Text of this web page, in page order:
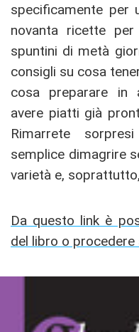
specificamente per
novanta ricette
spuntini di metà
consigli su cosa
cosa preparare in
avere piatti già
Rimarrete
semplice dimagrire
varietà e,
Da questo link è
del libro o procedere